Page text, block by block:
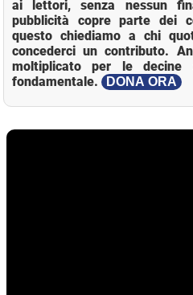
ai lettori, senza nessun
pubblicità copre parte dei
questo chiediamo a chi
concederci un contributo.
moltiplicato per le
fondamentale.
DONA ORA